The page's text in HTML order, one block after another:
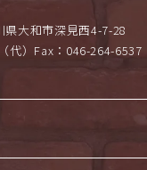
県大和市深見西4-7-28
） Fax：046-264-6537